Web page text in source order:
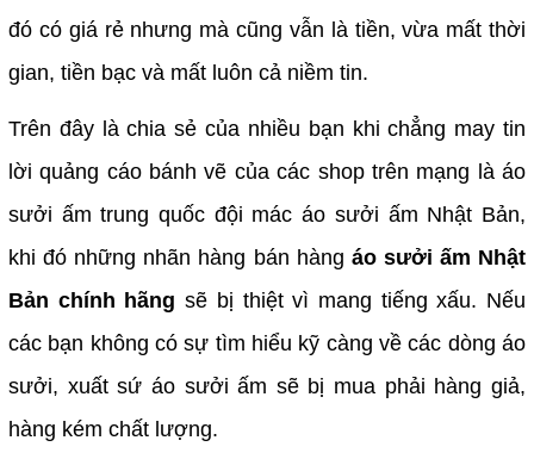
đó có giá rẻ nhưng mà cũng vẫn là tiền, vừa mất thời
gian, tiền bạc và mất luôn cả niềm tin.
Trên đây là chia sẻ của nhiều bạn khi chẳng may tin
lời quảng cáo bánh vẽ của các shop trên mạng là áo
sưởi ấm trung quốc đội mác áo sưởi ấm Nhật Bản,
khi đó những nhãn hàng bán hàng áo sưởi ấm Nhật
Bản chính hãngsẽ bị thiệt vì mang tiếng xấu. Nếu
các bạn không có sự tìm hiểu kỹ càng về các dòng áo
sưởi, xuất sứ áo sưởi ấm sẽ bị mua phải hàng giả,
hàng kém chất lượng.